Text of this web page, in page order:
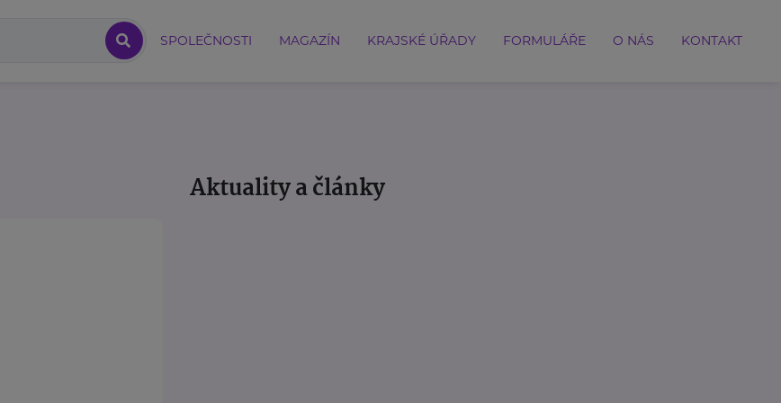
SPOLEČNOSTI MAGAZÍN KRAJSKÉ ÚŘADY FORMULÁŘE O NÁS KONTAKT
Aktuality a články